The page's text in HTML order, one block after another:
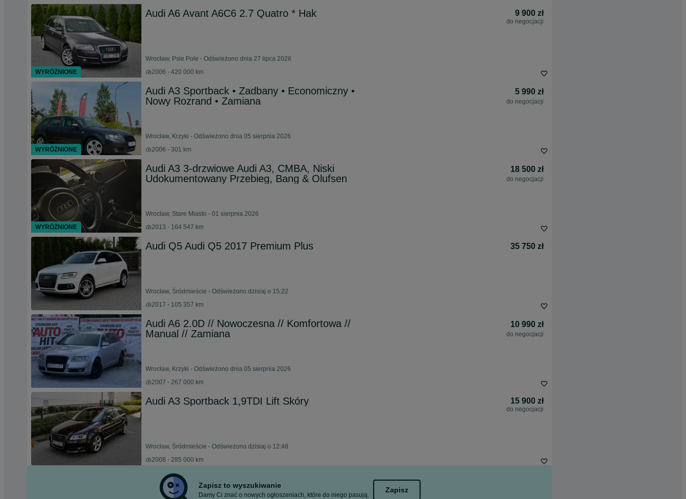
Audi A6 Avant A6C6 2.7 Quatro * Hak 9 900 zł
do negocjacji
Wrocław, Psie Pole - Odświeżono dnia 27 lipca 2026
2006 - 420 000 km
Audi A3 Sportback • Zadbany • Economiczny •
Nowy Rozrand • Zamiana
5 990 zł
do negocjacji
Wrocław, Krzyki - Odświeżono dnia 05 sierpnia 2026
2006 - 301 km
Audi A3 3-drzwiowe Audi A3, CMBA, Niski
Udokumentowany Przebieg, Bang & Olufsen
18 500 zł
do negocjacji
Wrocław, Stare Miasto - 01 sierpnia 2026
2013 - 164 547 km
Audi Q5 Audi Q5 2017 Premium Plus 35 750 zł
Wrocław, Śródmieście - Odświeżono dzisiaj o 15:22
2017 - 105 357 km
Audi A6 2.0D // Nowoczesna // Komfortowa //
Manual // Zamiana
10 990 zł
do negocjacji
Wrocław, Krzyki - Odświeżono dnia 05 sierpnia 2026
2007 - 267 000 km
Audi A3 Sportback 1,9TDI Lift Skóry 15 900 zł
do negocjacji
Wrocław, Śródmieście - Odświeżono dzisiaj o 12:48
2008 - 285 000 km
Zapisz to wyszukiwanie
Damy Ci znać o nowych ogłoszeniach, które do niego pasują.
Zapisz
WYRÓŻNIONE
WYRÓŻNIONE
WYRÓŻNIONE